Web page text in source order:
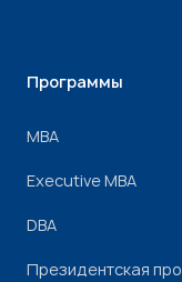
Программы
МВА
Executive MBA
DBA
Президентская